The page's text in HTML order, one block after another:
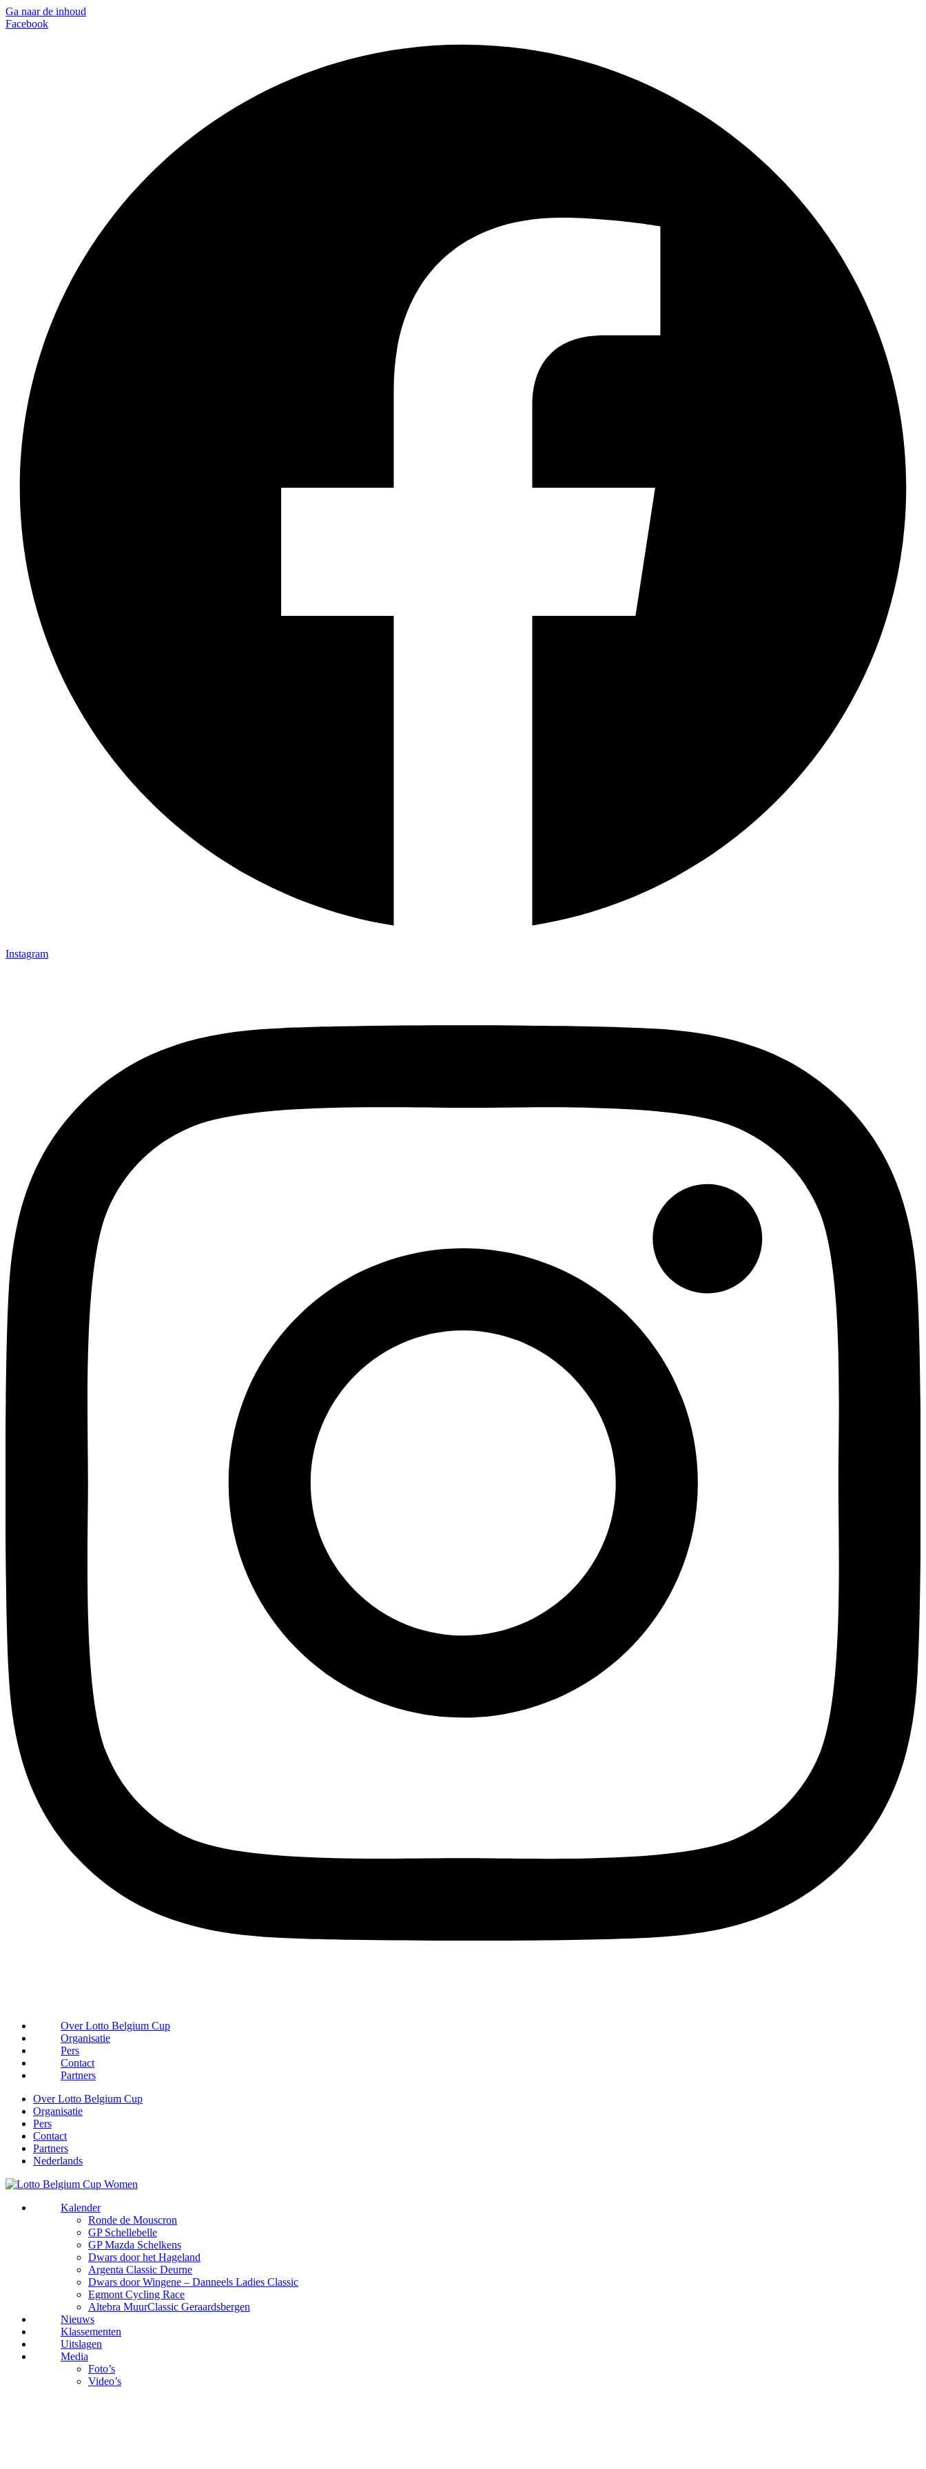
Ga naar de inhoud
Facebook
Instagram
Over Lotto Belgium Cup
Organisatie
Pers
Contact
Partners
Over Lotto Belgium Cup
Organisatie
Pers
Contact
Partners
Nederlands
Kalender
Ronde de Mouscron
GP Schellebelle
GP Mazda Schelkens
Dwars door het Hageland
Argenta Classic Deurne
Dwars door Wingene – Danneels Ladies Classic
Egmont Cycling Race
Altebra MuurClassic Geraardsbergen
Nieuws
Klassementen
Uitslagen
Media
Foto’s
Video’s